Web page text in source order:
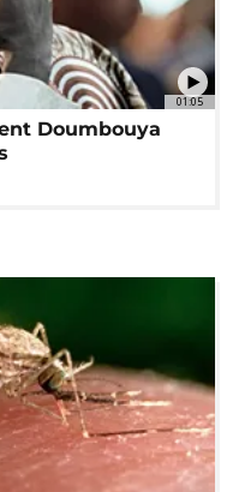
01:05
Doumbouya